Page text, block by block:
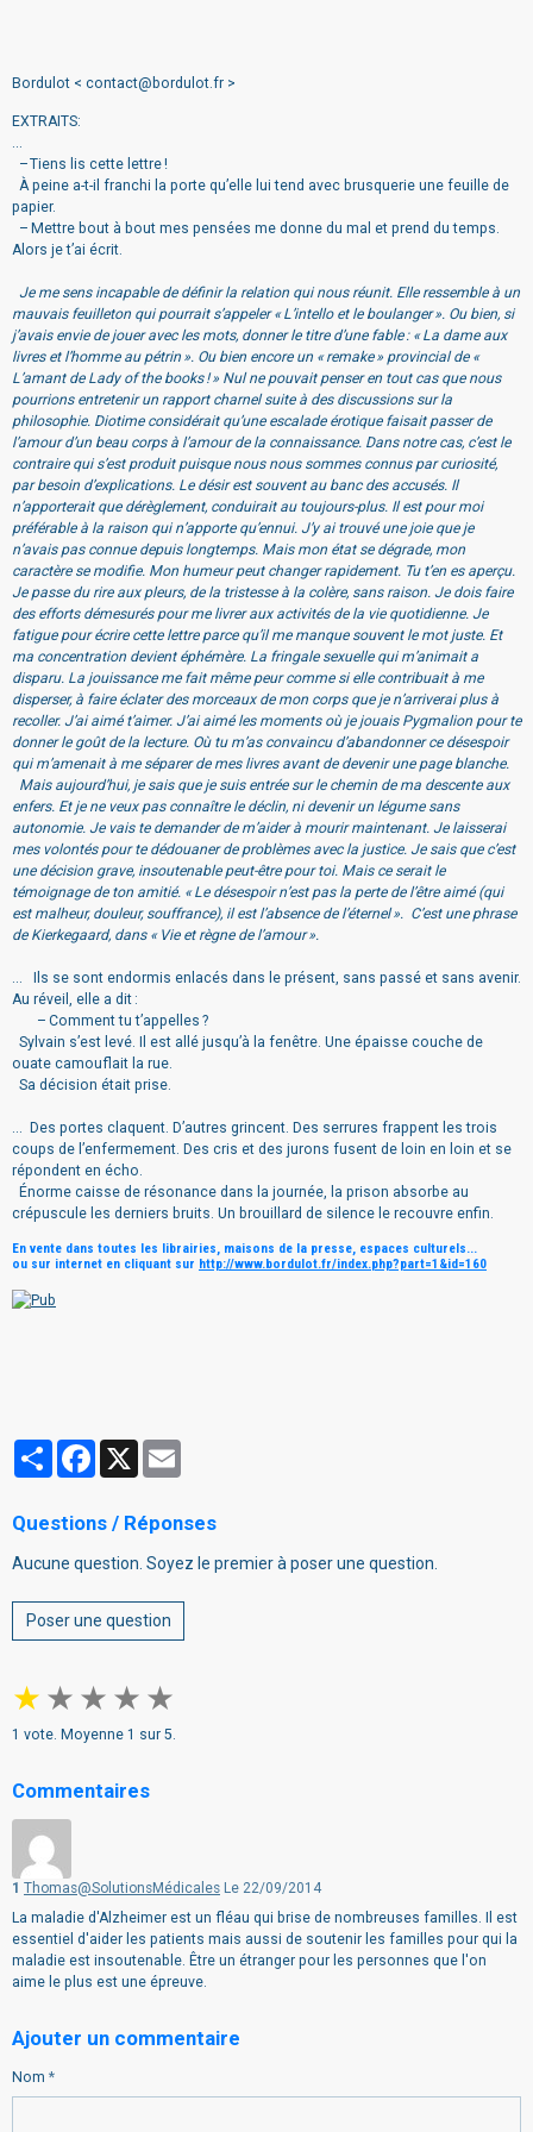
Bordulot < contact@bordulot.fr >
EXTRAITS:
...
– Tiens lis cette lettre !
À peine a-t-il franchi la porte qu’elle lui tend avec brusquerie une feuille de
papier.
– Mettre bout à bout mes pensées me donne du mal et prend du temps.
Alors je t’ai écrit.
Je me sens incapable de définir la relation qui nous réunit. Elle ressemble à un
mauvais feuilleton qui pourrait s’appeler « L’intello et le boulanger ». Ou bien, si
j’avais envie de jouer avec les mots, donner le titre d’une fable : « La dame aux
livres et l’homme au pétrin ». Ou bien encore un « remake » provincial de «
L’amant de Lady of the books ! » Nul ne pouvait penser en tout cas que nous
pourrions entretenir un rapport charnel suite à des discussions sur la
philosophie. Diotime considérait qu’une escalade érotique faisait passer de
l’amour d’un beau corps à l’amour de la connaissance. Dans notre cas, c’est le
contraire qui s’est produit puisque nous nous sommes connus par curiosité,
par besoin d’explications. Le désir est souvent au banc des accusés. Il
n’apporterait que dérèglement, conduirait au toujours-plus. Il est pour moi
préférable à la raison qui n’apporte qu’ennui. J’y ai trouvé une joie que je
n’avais pas connue depuis longtemps. Mais mon état se dégrade, mon
caractère se modifie. Mon humeur peut changer rapidement. Tu t’en es aperçu.
Je passe du rire aux pleurs, de la tristesse à la colère, sans raison. Je dois faire
des efforts démesurés pour me livrer aux activités de la vie quotidienne. Je
fatigue pour écrire cette lettre parce qu’il me manque souvent le mot juste. Et
ma concentration devient éphémère. La fringale sexuelle qui m’animait a
disparu. La jouissance me fait même peur comme si elle contribuait à me
disperser, à faire éclater des morceaux de mon corps que je n’arriverai plus à
recoller. J’ai aimé t’aimer. J’ai aimé les moments où je jouais Pygmalion pour te
donner le goût de la lecture. Où tu m’as convaincu d’abandonner ce désespoir
qui m’amenait à me séparer de mes livres avant de devenir une page blanche.
Mais aujourd’hui, je sais que je suis entrée sur le chemin de ma descente aux
enfers. Et je ne veux pas connaître le déclin, ni devenir un légume sans
autonomie. Je vais te demander de m’aider à mourir maintenant. Je laisserai
mes volontés pour te dédouaner de problèmes avec la justice. Je sais que c’est
une décision grave, insoutenable peut-être pour toi. Mais ce serait le
témoignage de ton amitié. « Le désespoir n’est pas la perte de l’être aimé (qui
est malheur, douleur, souffrance), il est l’absence de l’éternel ». C’est une phrase
de Kierkegaard, dans « Vie et règne de l’amour ».
... Ils se sont endormis enlacés dans le présent, sans passé et sans avenir.
Au réveil, elle a dit :
– Comment tu t’appelles ?
Sylvain s’est levé. Il est allé jusqu’à la fenêtre. Une épaisse couche de
ouate camouflait la rue.
Sa décision était prise.
... Des portes claquent. D’autres grincent. Des serrures frappent les trois
coups de l’enfermement. Des cris et des jurons fusent de loin en loin et se
répondent en écho.
Énorme caisse de résonance dans la journée, la prison absorbe au
crépuscule les derniers bruits. Un brouillard de silence le recouvre enfin.
En vente dans toutes les librairies, maisons de la presse, espaces culturels...
ou sur internet en cliquant sur http://www.bordulot.fr/index.php?part=1&id=160
PartagerFacebook
X
Questions / Réponses
Aucune question. Soyez le premier à poser une question.
Poser une question
★ ★ ★ ★ ★
1 vote. Moyenne 1 sur 5.
Commentaires
1 Thomas@SolutionsMédicales Le 22/09/2014
La maladie d'Alzheimer est un fléau qui brise de nombreuses familles. Il est
essentiel d'aider les patients mais aussi de soutenir les familles pour qui la
maladie est insoutenable. Être un étranger pour les personnes que l'on
aime le plus est une épreuve.
Ajouter un commentaire
Nom